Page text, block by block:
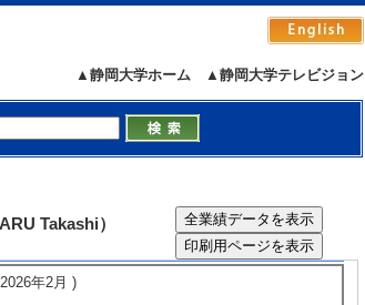
▲静岡大学テレビジョン
▲静岡大学ホーム
Takashi）
たクラフトビール「家康公CRAFT」を徳川宗家
くりに関してインタビューを受けた。
る舞われた。
5/28全件表示
年2月 )